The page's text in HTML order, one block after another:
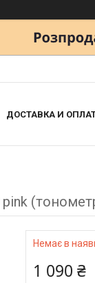
ДОСТАВКА И
Немає в
1 090 ₴